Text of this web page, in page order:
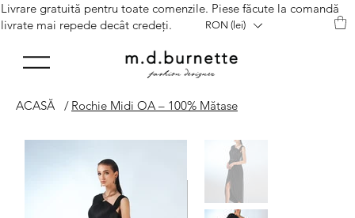
RON (lei)
Livrare gratuită pentru toate comenzile. Piese făcute la comandă
livrate mai repede decât credeți.
ACASĂ / Rochie Midi OA – 100% Mătase